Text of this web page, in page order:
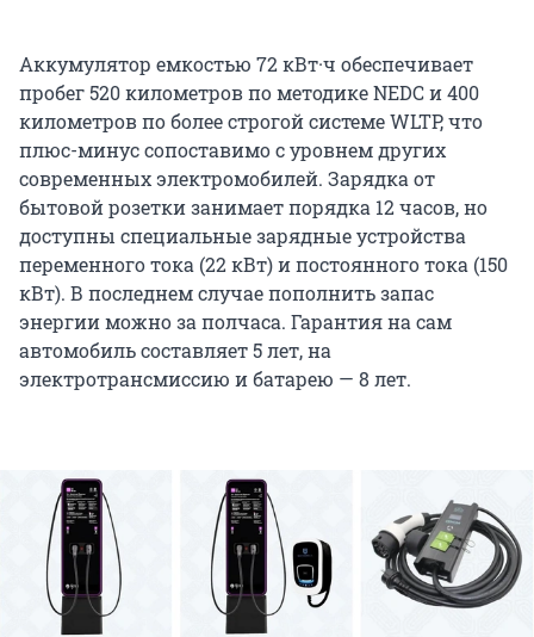
Аккумулятор емкостью 72 кВт·ч обеспечивает
пробег 520 километров по методике NEDC и 400
километров по более строгой системе WLTP, что
плюс-минус сопоставимо с уровнем других
современных электромобилей. Зарядка от
бытовой розетки занимает порядка 12 часов, но
доступны специальные зарядные устройства
переменного тока (22 кВт) и постоянного тока (150
кВт). В последнем случае пополнить запас
энергии можно за полчаса. Гарантия на сам
автомобиль составляет 5 лет, на
электротрансмиссию и батарею — 8 лет.